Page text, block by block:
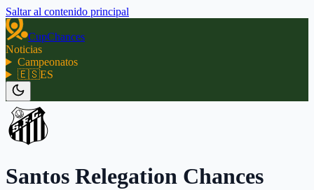
Saltar al contenido principal
CupChances
Noticias
Campeonatos
🇪🇸ES
Santos Relegation Chances